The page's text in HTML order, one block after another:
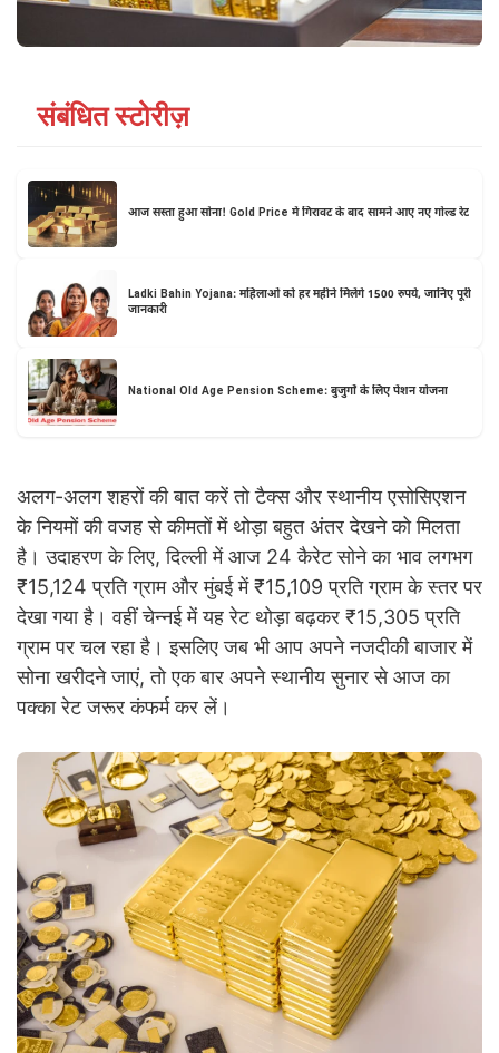
संबंधित स्टोरीज़
आज सस्ता हुआ सोना! Gold Price में गिरावट के बाद सामने आए नए गोल्ड रेट
Ladki Bahin Yojana: महिलाओं को हर महीने मिलेंगे 1500 रुपये, जानिए पूरी
जानकारी
National Old Age Pension Scheme: बुजुर्गों के लिए पेंशन योजना
अलग-अलग शहरों की बात करें तो टैक्स और स्थानीय एसोसिएशन
के नियमों की वजह से कीमतों में थोड़ा बहुत अंतर देखने को मिलता
है। उदाहरण के लिए, दिल्ली में आज 24 कैरेट सोने का भाव लगभग
₹15,124 प्रति ग्राम और मुंबई में ₹15,109 प्रति ग्राम के स्तर पर
देखा गया है। वहीं चेन्नई में यह रेट थोड़ा बढ़कर ₹15,305 प्रति
ग्राम पर चल रहा है। इसलिए जब भी आप अपने नजदीकी बाजार में
सोना खरीदने जाएं, तो एक बार अपने स्थानीय सुनार से आज का
पक्का रेट जरूर कंफर्म कर लें।